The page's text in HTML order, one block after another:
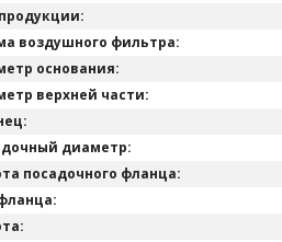
воздушного фильтра:
основания:
верхней части:
диаметр:
посадочного фланца: